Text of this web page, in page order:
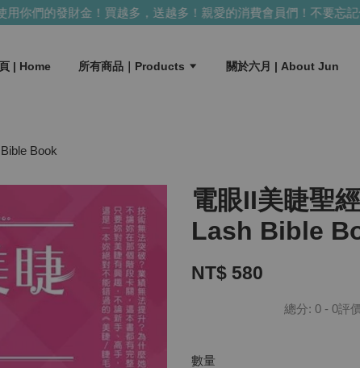
們的發財金！買越多，送越多！親愛的消費會員們！不要忘記使
| Home 所有商品｜Products 關於六月 | About Jun
Book
電眼II美睫聖
Lash Bible
NT$ 580
總分: 0 - 0評
數量